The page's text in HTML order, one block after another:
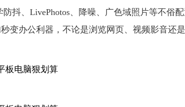
抖、LivePhotos、降噪、广色域照片等不俗
变办公利器，不论是浏览网页、视频影音还